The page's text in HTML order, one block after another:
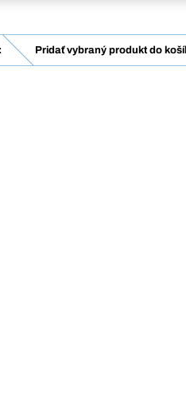
Pridať vybraný produkt do